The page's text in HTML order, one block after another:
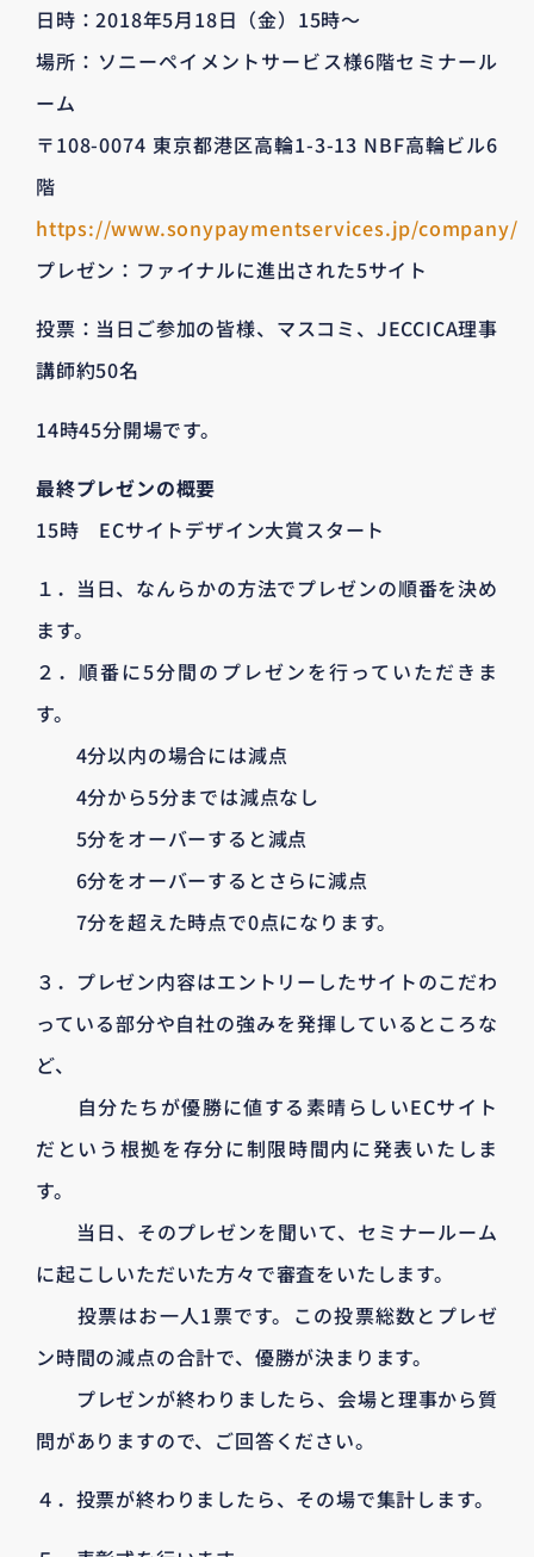
日時：2018年5月18日（金）15時〜
場所：ソニーペイメントサービス様6階セミナール
ーム
〒108-0074 東京都港区高輪1-3-13 NBF高輪ビル6
階
https://www.sonypaymentservices.jp/company/
プレゼン：ファイナルに進出された5サイト
投票：当日ご参加の皆様、マスコミ、JECCICA理事
講師約50名
14時45分開場です。
最終プレゼンの概要
15時 ECサイトデザイン大賞スタート
１．当日、なんらかの方法でプレゼンの順番を決め
ます。
２．順番に5分間のプレゼンを行っていただきま
す。
4分以内の場合には減点
4分から5分までは減点なし
5分をオーバーすると減点
6分をオーバーするとさらに減点
7分を超えた時点で0点になります。
３．プレゼン内容はエントリーしたサイトのこだわ
っている部分や自社の強みを発揮しているところな
ど、
自分たちが優勝に値する素晴らしいECサイト
だという根拠を存分に制限時間内に発表いたしま
す。
当日、そのプレゼンを聞いて、セミナールーム
に起こしいただいた方々で審査をいたします。
投票はお一人1票です。この投票総数とプレゼ
ン時間の減点の合計で、優勝が決まります。
プレゼンが終わりましたら、会場と理事から質
問がありますので、ご回答ください。
４．投票が終わりましたら、その場で集計します。